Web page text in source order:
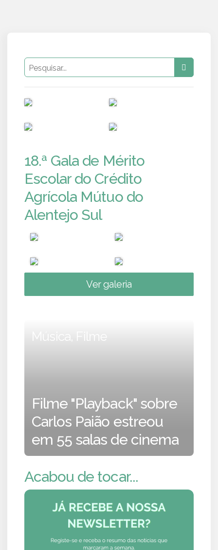
18.ª Gala de Mérito
Escolar do Crédito
Agrícola Mútuo do
Alentejo Sul
Ver galeria
Música, Filme
Filme "Playback" sobre
Carlos Paião estreou
em 55 salas de cinema
Acabou de tocar...